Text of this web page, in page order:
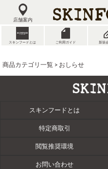
店舗案内
スキンフードとは ご利用ガイド 新規
商品カテゴリ一覧 > おしらせ
スキンフードとは
特定商取引
閲覧推奨環境
お問い合わせ